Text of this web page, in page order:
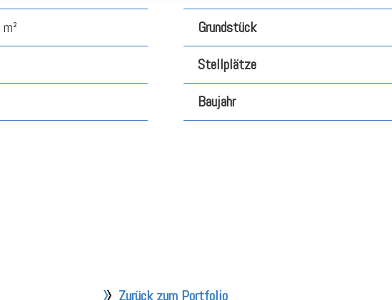
Grundstück
Stellplätze
Baujahr
Zurück zum Portfolio